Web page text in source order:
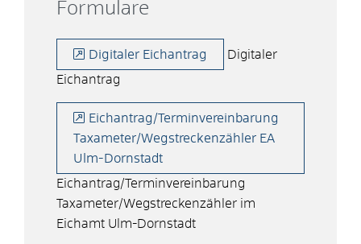
Formulare
Digitaler Eichantrag
Digitaler
Eichantrag
Eichantrag/Terminvereinbarung
Taxameter/Wegstreckenzähler EA
Ulm-Dornstadt
Eichantrag/Terminvereinbarung
Taxameter/Wegstreckenzähler im
Eichamt Ulm-Dornstadt